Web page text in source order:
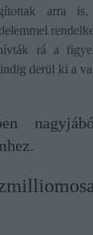
arra
rá a
derül ki a